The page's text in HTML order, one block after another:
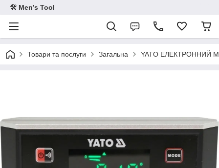
🛠 Men’s Tool
Товари та послуги Загальна YATO ЕЛЕКТРОННИЙ